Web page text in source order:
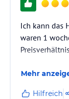
Ich kann das
waren 1
Mehr
Hilfreich